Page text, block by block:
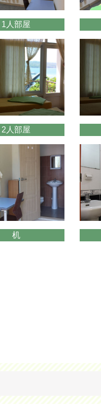
1人部屋
2人部屋
机